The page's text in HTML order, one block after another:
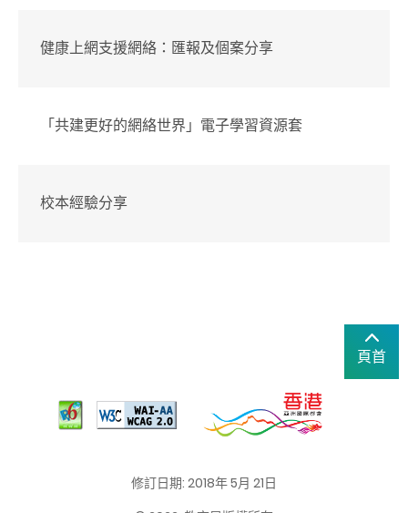
健康上網支援網絡：匯報及個案分享
「共建更好的網絡世界」電子學習資源套
校本經驗分享
頁首
修訂日期: 2018年 5月 21日